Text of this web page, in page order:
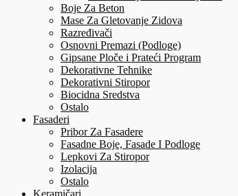
Boje Za Beton
Mase Za Gletovanje Zidova
Razređivači
Osnovni Premazi (Podloge)
Gipsane Ploče i Prateći Program
Dekorativne Tehnike
Dekorativni Stiropor
Biocidna Sredstva
Ostalo
Fasaderi
Pribor Za Fasadere
Fasadne Boje, Fasade I Podloge
Lepkovi Za Stiropor
Izolacija
Ostalo
Keramičari